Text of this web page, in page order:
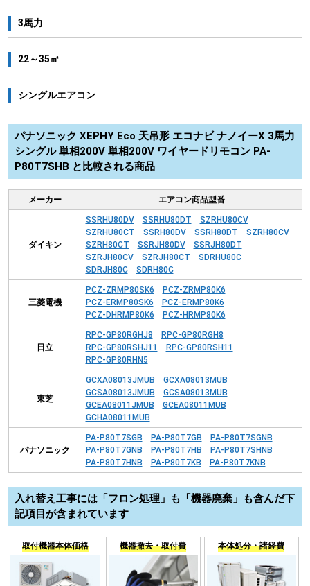
3馬力
22～35㎡
シングルエアコン
パナソニック XEPHY Eco 天吊形 エコナビ ナノイーX 3馬力
シングル 単相200V 単相200V ワイヤードリモコン PA-
P80T7SHB と比較される商品
メーカー エアコン商品型番
ダイキン
SSRHU80DV SSRHU80DT
SZRHU80CV
SZRHU80CT
SSRH80DV SSRH80DT
SZRH80CV
SZRH80CT
SSRJH80DV
SSRJH80DT
SZRJH80CV
SZRJH80CT
SDRHU80C
SDRJH80C
SDRH80C
三菱電機
PCZ-ZRMP80SK6
PCZ-ZRMP80K6
PCZ-ERMP80SK6
PCZ-ERMP80K6
PCZ-DHRMP80K6
PCZ-HRMP80K6
日立
RPC-GP80RGHJ8
RPC-GP80RGH8
RPC-GP80RSHJ11
RPC-GP80RSH11
RPC-GP80RHN5
東芝
GCXA08013JMUB
GCXA08013MUB
GCSA08013JMUB
GCSA08013MUB
GCEA08011JMUB
GCEA08011MUB
GCHA08011MUB
パナソニック
PA-P80T7SGB PA-P80T7GB
PA-P80T7SGNB
PA-P80T7GNB
PA-P80T7HB
PA-P80T7SHNB
PA-P80T7HNB
PA-P80T7KB PA-P80T7KNB
入れ替え工事には「フロン処理」も「機器廃棄」も含んだ下
記項目が含まれています
取付機器本体価格 機器撤去・取付費 本体処分・諸経費